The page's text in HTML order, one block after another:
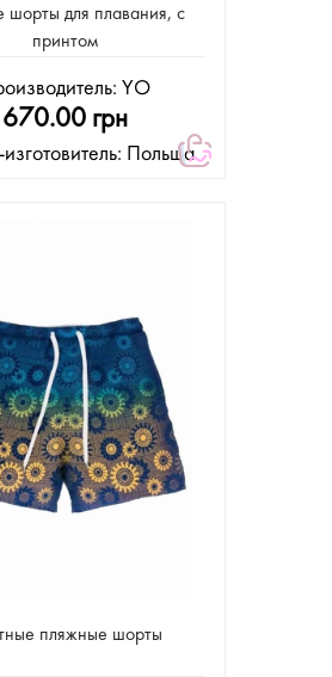
шорты для плавания, с
принтом
YO
670.00 грн
Польша
пляжные шорты